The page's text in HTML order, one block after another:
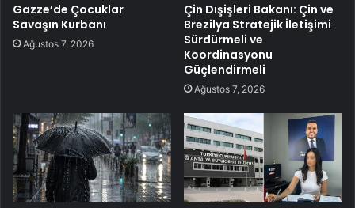
Gazze’de Çocuklar
Savaşın Kurbanı
Ağustos 7, 2026
Çin Dışişleri Bakanı: Çin ve
Brezilya Stratejik İletişimi
Sürdürmeli ve
Koordinasyonu
Güçlendirmeli
Ağustos 7, 2026